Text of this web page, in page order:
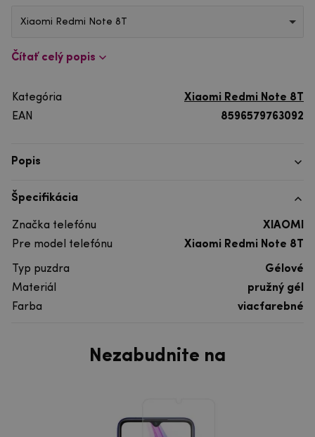
Xiaomi Redmi Note 8T
Čítať celý popis
Kategória
Xiaomi Redmi Note 8T
EAN
8596579763092
Popis
Špecifikácia
Značka telefónu
XIAOMI
Pre model telefónu
Xiaomi Redmi Note 8T
Typ puzdra
Gélové
Materiál
pružný gél
Farba
viacfarebné
Nezabudnite na